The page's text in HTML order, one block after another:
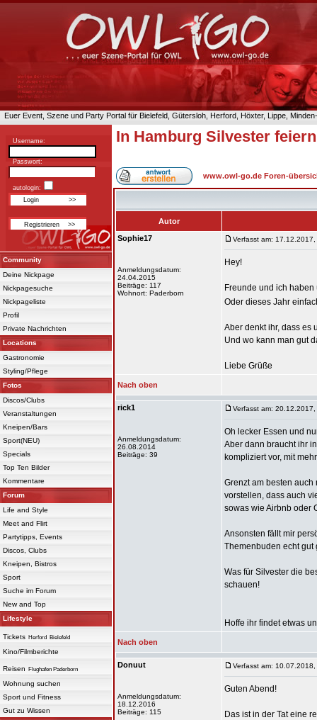
Euer Event, Szene und Party Portal für Bielefeld, Gütersloh, Herford, Höxter, Lippe,
Username:
Passwort:
autologin:
Community
Deine Nickpage
Nickpagesuche
Nickpageliste
Profil
Private Nachrichten
Locations
Gastronomie
Styling/Pflege
Fotos
Discos/Clubs
Veranstaltungen
Kneipen/Bars
Sport(NEU)
Specials
Top Ten Bilder
Kommentare
Forum
Life and Style
Meet and Flirt
Partytipps, Events
Discos, Clubs
Kneipen, Bistros
Sport
Suche im Forum
New and Top
Lifestyle
Tickets Herford Bielefeld
Kino/Filmberichte
Reisen Flughafen Paderborn
Wohnung suchen
Sport und Fitness
Gut zu Wissen
In Hamburg Silvester
www.owl-go.de Foren-
Autor
Sophie17
Anmeldungsdatum:
24.04.2015
Beiträge: 117
Wohnort: Paderborn
Verfasst am:
Hey!
Freunde und ich
Oder dieses Jahr
Aber denkt ihr, dass es
Und wo kann man gut
Liebe Grüße
Nach oben
rick1
Anmeldungsdatum:
26.08.2014
Beiträge: 39
Verfasst am:
Oh lecker Essen und
Aber dann braucht ihr
kompliziert vor, mit
Grenzt am besten
vorstellen, dass auch
sowas wie Airbnb oder
Ansonsten fällt mir
Themenbuden echt
Was für Silvester die
schauen!
Hoffe ihr findet etwas
Nach oben
Donuut
Anmeldungsdatum:
18.12.2016
Beiträge: 115
Verfasst am:
Guten Abend!
Das ist in der Tat eine